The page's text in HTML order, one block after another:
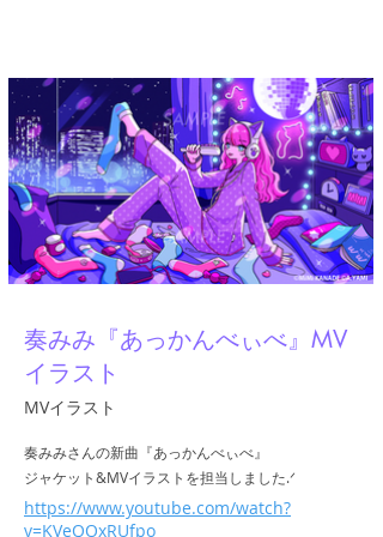
奏みみ『あっかんべぃべ』MV
イラスト
MVイラスト
奏みみさんの新曲『あっかんべぃべ』
ジャケット&MVイラストを担当しました.ᐟ
https://www.youtube.com/watch?
v=KVeQOxRUfpo